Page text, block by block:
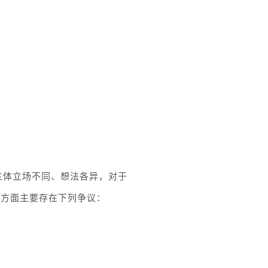
立场不同、想法各异，对于
面主要存在下列争议：